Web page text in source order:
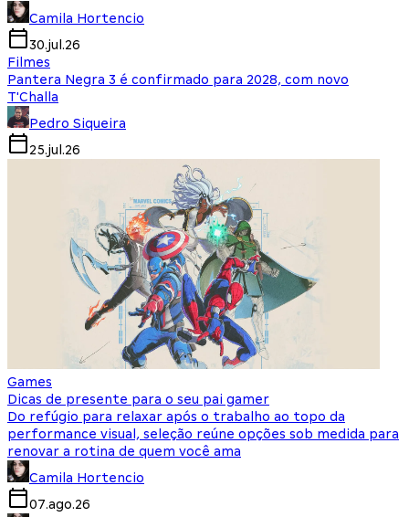
Camila Hortencio
30.jul.26
Filmes
Pantera Negra 3 é confirmado para 2028, com novo
T'Challa
Pedro Siqueira
25.jul.26
Games
Dicas de presente para o seu pai gamer
Do refúgio para relaxar após o trabalho ao topo da
performance visual, seleção reúne opções sob medida para
renovar a rotina de quem você ama
Camila Hortencio
07.ago.26